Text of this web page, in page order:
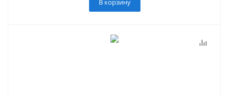
В корзину